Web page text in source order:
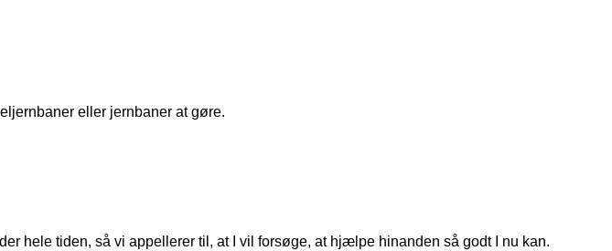
eller jernbaner at gøre.
hele tiden, så vi appellerer til, at I vil forsøge, at hjælpe hinanden så godt I nu kan.